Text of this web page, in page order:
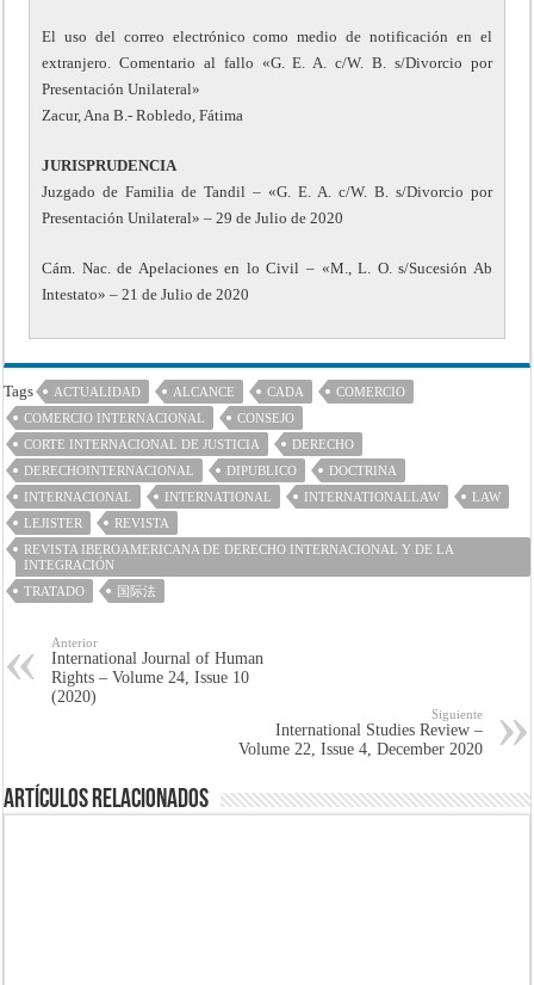
El uso del correo electrónico como medio de notificación en el
extranjero. Comentario al fallo «G. E. A. c/W. B. s/Divorcio por
Presentación Unilateral»
Zacur, Ana B.- Robledo, Fátima
JURISPRUDENCIA
Juzgado de Familia de Tandil – «G. E. A. c/W. B. s/Divorcio por
Presentación Unilateral» – 29 de Julio de 2020
Cám. Nac. de Apelaciones en lo Civil – «M., L. O. s/Sucesión Ab
Intestato» – 21 de Julio de 2020
Tags ACTUALIDAD ALCANCE CADA
COMERCIO
COMERCIO INTERNACIONAL
CONSEJO
CORTE INTERNACIONAL DE JUSTICIA
DERECHO
DERECHOINTERNACIONAL
DIPUBLICO
DOCTRINA
INTERNACIONAL
INTERNATIONAL INTERNATIONALLAW
LAW
LEJISTER
REVISTA
REVISTA IBEROAMERICANA DE DERECHO INTERNACIONAL Y DE LA
INTEGRACIÓN
TRATADO
国际法
Anterior
International Journal of Human
Rights – Volume 24, Issue 10
(2020)
Siguiente
International Studies Review –
Volume 22, Issue 4, December 2020
Artículos Relacionados